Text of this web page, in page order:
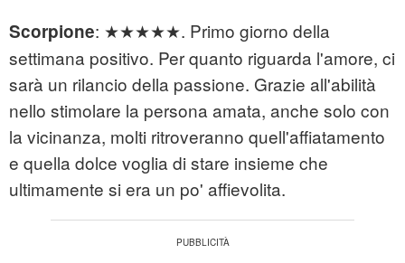
Scorpione: ★★★★★. Primo giorno della
settimana positivo. Per quanto riguarda l'amore, ci
sarà un rilancio della passione. Grazie all'abilità
nello stimolare la persona amata, anche solo con
la vicinanza, molti ritroveranno quell'affiatamento
e quella dolce voglia di stare insieme che
ultimamente si era un po' affievolita.